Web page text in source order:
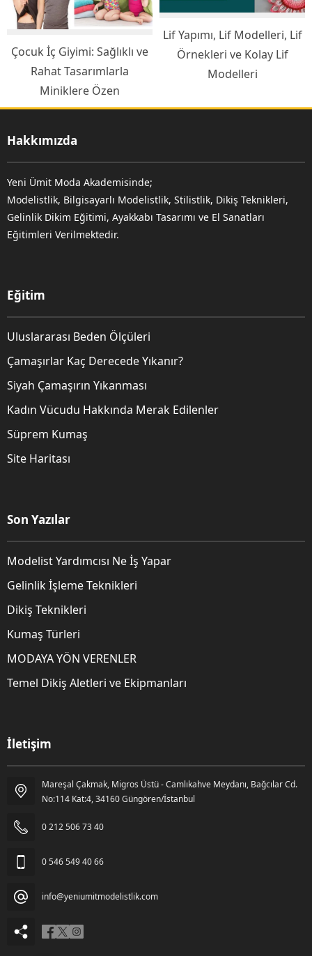
Çocuk İç Giyimi: Sağlıklı ve
Rahat Tasarımlarla
Miniklere Özen
Lif Yapımı, Lif Modelleri, Lif
Örnekleri ve Kolay Lif
Modelleri
Hakkımızda
Yeni Ümit Moda Akademisinde;
Modelistlik, Bilgisayarlı Modelistlik, Stilistlik, Dikiş Teknikleri,
Gelinlik Dikim Eğitimi, Ayakkabı Tasarımı ve El Sanatları
Eğitimleri Verilmektedir.
Eğitim
Uluslararası Beden Ölçüleri
Çamaşırlar Kaç Derecede Yıkanır?
Siyah Çamaşırın Yıkanması
Kadın Vücudu Hakkında Merak Edilenler
Süprem Kumaş
Site Haritası
Son Yazılar
Modelist Yardımcısı Ne İş Yapar
Gelinlik İşleme Teknikleri
Dikiş Teknikleri
Kumaş Türleri
MODAYA YÖN VERENLER
Temel Dikiş Aletleri ve Ekipmanları
İletişim
Mareşal Çakmak, Migros Üstü - Camlıkahve Meydanı, Bağcılar Cd.
No:114 Kat:4, 34160 Güngören/İstanbul
0 212 506 73 40
0 546 549 40 66
info@yeniumitmodelistlik.com
Gözde Kara